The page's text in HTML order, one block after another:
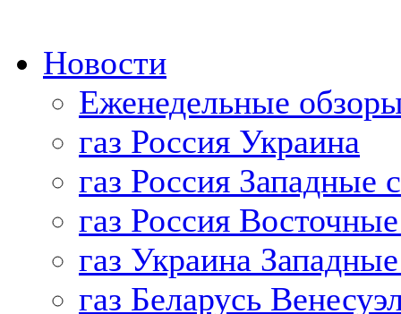
Новости
Еженедельные
газ Россия Украина
газ Россия Западные
газ Россия
газ Украина
газ Беларусь